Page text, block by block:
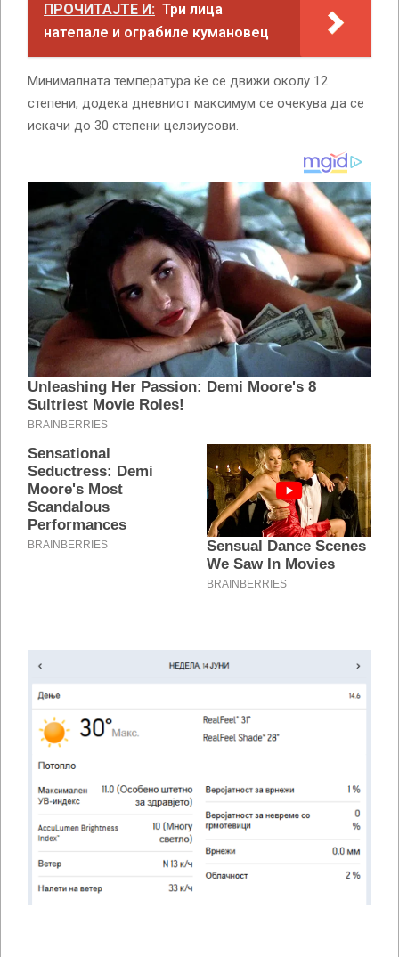
ПРОЧИТАЈТЕ И: Три лица
натепале и ограбиле кумановец
Минималната температура ќе се движи околу 12
степени, додека дневниот максимум се очекува да се
искачи до 30 степени целзиусови.